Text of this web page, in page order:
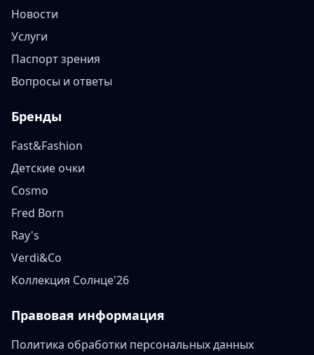
Новости
Услуги
Паспорт зрения
Вопросы и ответы
Бренды
Fast&Fashion
Детские очки
Cosmo
Fred Born
Ray's
Verdi&Co
Коллекция Солнце'26
Правовая информация
Политика обработки персональных данных